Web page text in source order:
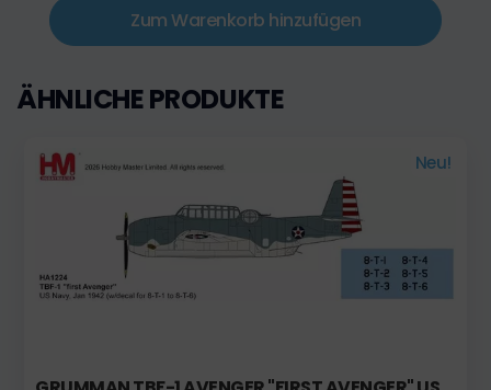
Zum Warenkorb hinzufügen
ÄHNLICHE PRODUKTE
Neu!